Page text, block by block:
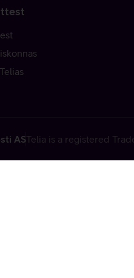
ASTelia is a registered